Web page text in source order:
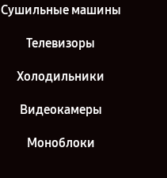
Сушильные машины
Телевизоры
Холодильники
Видеокамеры
Моноблоки